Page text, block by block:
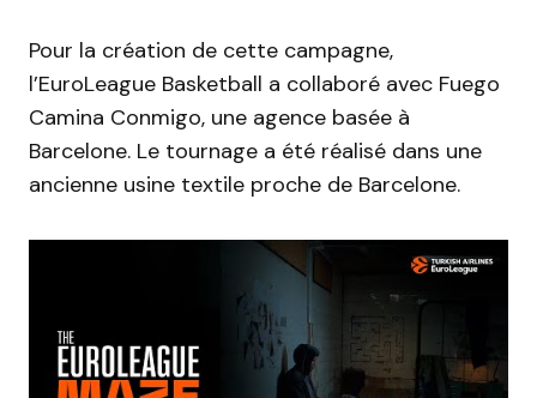
Pour la création de cette campagne,
l’EuroLeague Basketball a collaboré avec Fuego
Camina Conmigo, une agence basée à
Barcelone. Le tournage a été réalisé dans une
ancienne usine textile proche de Barcelone.